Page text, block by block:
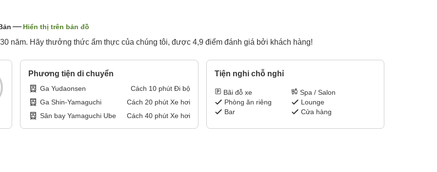
Hiển thị trên bản đồ
năm. Hãy thưởng thức ẩm thực của chúng tôi, được 4,9 điểm đánh giá bởi khách hàng!
Phương tiện di chuyển
Ga Yudaonsen Cách 10phút Đi bộ
Ga Shin-Yamaguchi
Cách 20phút Xe hơi
Sân bay Yamaguchi Ube
Cách 40phút Xe hơi
Tiện nghi chỗ nghỉ
Bãi đỗ xe
Spa / Salon
Phòng ăn riêng
Lounge
Bar
Cửa hàng